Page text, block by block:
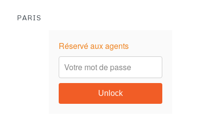
PARIS
Réservé aux agents
Unlock